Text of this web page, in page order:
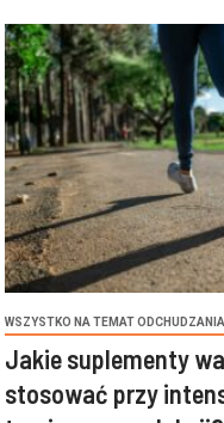
WSZYSTKO NA TEMAT ODCHUDZANIA
Jakie suplementy
stosować przy